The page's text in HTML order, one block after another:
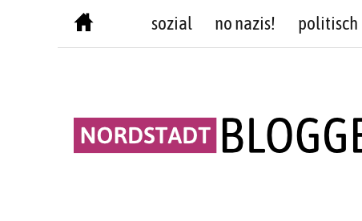
sozial no nazis! politisch